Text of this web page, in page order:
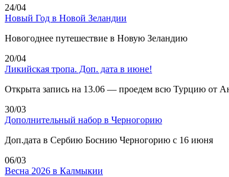
24/04
Новый Год в Новой Зеландии
Новогоднее путешествие в Новую Зеландию
20/04
Ликийская тропа. Доп. дата в июне!
Открыта запись на 13.06 — проедем всю Турцию от
30/03
Дополнительный набор в Черногорию
Доп.дата в Сербию Боснию Черногорию с 16 июня
06/03
Весна 2026 в Калмыкии